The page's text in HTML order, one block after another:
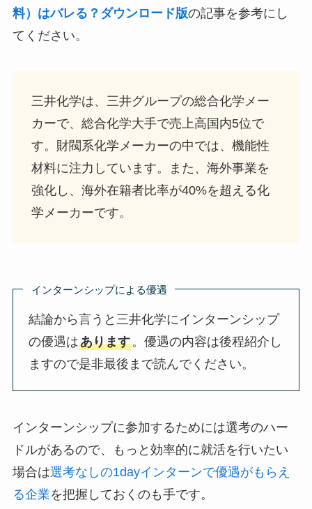
料）はバレる？ダウンロード版の記事を参考にし
てください。
三井化学は、三井グループの総合化学メー
カーで、総合化学大手で売上高国内5位で
す。財閥系化学メーカーの中では、機能性
材料に注力しています。また、海外事業を
強化し、海外在籍者比率が40%を超える化
学メーカーです。
インターンシップによる優遇
結論から言うと三井化学にインターンシップ
の優遇はあります。優遇の内容は後程紹介し
ますので是非最後まで読んでください。
インターンシップに参加するためには選考のハー
ドルがあるので、もっと効率的に就活を行いたい
場合は選考なしの1dayインターンで優遇がもらえ
る企業を把握しておくのも手です。